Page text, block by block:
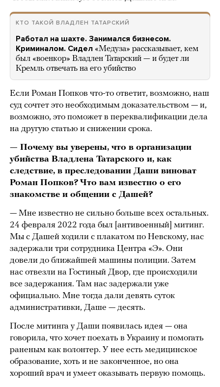
КТО ТАКОЙ ВЛАДЛЕН ТАТАРСКИЙ
Работал на шахте. Занимался бизнесом.
Криминалом. Сидел «Медуза» рассказывает, кем
был «военкор» Владлен Татарский — и будет ли
Кремль отвечать на его убийство
Если Роман Попков что-то ответит, возможно, наш
суд сочтет это необходимым доказательством — и,
возможно, это поможет в переквалификации дела
на другую статью и снижении срока.
— Почему вы уверены, что в организации
убийства Владлена Татарского и, как
следствие, в преследовании Даши виноват
Роман Попков? Что вам известно о его
знакомстве и общении с Дашей?
— Мне известно не сильно больше всех остальных.
24 февраля 2022 года был [антивоенный] митинг.
Мы с Дашей ходили с плакатом по Невскому, нас
задержали три сотрудника Центра «Э». Они
довели до ближайшей машины полиции. Затем
нас отвезли на Гостиный Двор, где происходили
все задержания. Там нас задержали уже
официально. Мне тогда дали девять суток
административки, Даше — десять.
После митинга у Даши появилась идея — она
говорила, что хочет поехать в Украину и помогать
раненым как волонтер. У нее есть медицинское
образование, хоть и не законченное, но она
хороший врач и умеет оказывать первую помощь.